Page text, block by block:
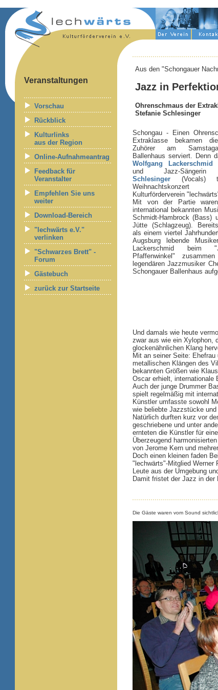
Veranstaltungen
Vorschau
Rückblick
Kulturlinks
aus der Region
Online-Aufnahmeantrag
Feedback für
Veranstalter
Empfehlen Sie uns
weiter
Download-Bereich
"lechwärts e.V."
verlinken
"Schwarzes Brett" -
Forum
Gästebuch
zurück zur Startseite
Aus den "Schongauer
Jazz in
Ohrenschmaus der
Stefanie Schlesinger
Schongau - Einen
Extraklasse bekamen
Zuhörer am
Ballenhaus serviert. Denn
Wolfgang Lackerschmid
und Jazz-
Schlesinger (Vocals)
Kulturförderverein
Mit von der Partie
international bekannten
Schmidt-Hambrock (Bass)
Jütte (Schlagzeug).
als einem viertel
Augsburg lebende
Lackerschmid beim
Pfaffenwinkel"
legendären Jazzmusiker
Schongauer Ballenhaus
Und damals wie heute
zwar aus wie ein Xylophon,
glockenähnlichen Klang
Mit an seiner Seite:
metallischen Klängen des
bekannten Größen wie
Oscar erhielt, internationale
Auch der junge Drummer
spielt regelmäßig mit
Künstler umfasste sowohl
wie beliebte Jazzstücke
Natürlich durften kurz vor
geschriebene und unter
ernteten die Künstler für
Überzeugend
von Jerome Kern und
Doch einen kleinen faden
"lechwärts"-Mitglied Werner
Leute aus der Umgebung
Damit fristet der Jazz in der
Die Gäste waren vom Sound